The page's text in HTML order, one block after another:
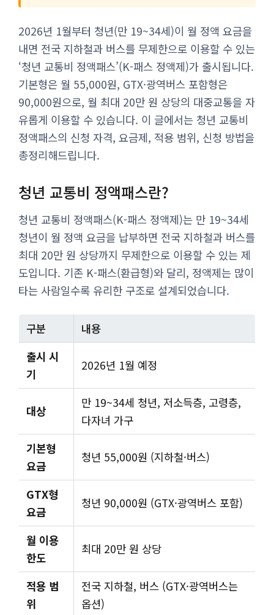
2026년 1월부터 청년(만 19~34세)이 월 정액 요금을
내면 전국 지하철과 버스를 무제한으로 이용할 수 있는
‘청년 교통비 정액패스’(K-패스 정액제)가 출시됩니다.
기본형은 월 55,000원, GTX·광역버스 포함형은
90,000원으로, 월 최대 20만 원 상당의 대중교통을 자
유롭게 이용할 수 있습니다. 이 글에서는 청년 교통비
정액패스의 신청 자격, 요금제, 적용 범위, 신청 방법을
총정리해드립니다.
청년 교통비 정액패스란?
청년 교통비 정액패스(K-패스 정액제)는 만 19~34세
청년이 월 정액 요금을 납부하면 전국 지하철과 버스를
최대 20만 원 상당까지 무제한으로 이용할 수 있는 제
도입니다. 기존 K-패스(환급형)와 달리, 정액제는 많이
타는 사람일수록 유리한 구조로 설계되었습니다.
구분
내용
출시 시
기
2026년 1월 예정
대상
만 19~34세 청년, 저소득층, 고령층,
다자녀 가구
기본형
요금
청년 55,000원 (지하철·버스)
GTX형
요금
청년 90,000원 (GTX·광역버스 포함)
월 이용
한도
최대 20만 원 상당
적용 범
위
전국 지하철, 버스 (GTX·광역버스는
옵션)